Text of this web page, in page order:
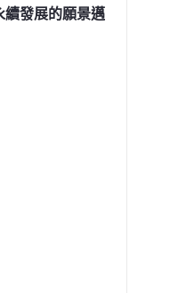
續發展的願景邁